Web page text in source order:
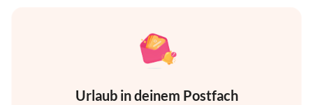
Urlaub in deinem Postfach